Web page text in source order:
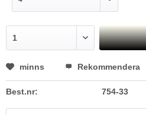
minns Rekommendera
Best.nr: 754-33